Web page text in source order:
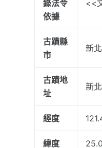
錄法令
依據
<<
古蹟縣
市
新
古蹟地
址
新
經度
緯度